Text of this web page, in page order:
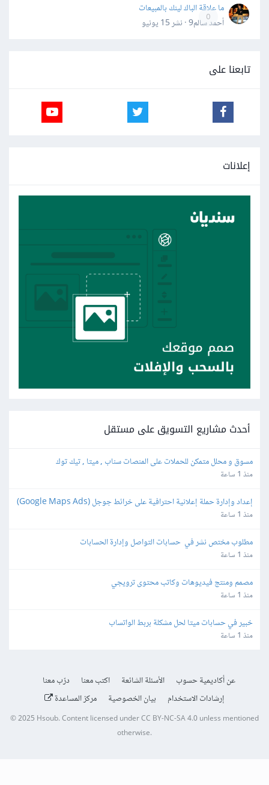
0
ما علاقة الباك لينك بالمبيعات
أحمد سالم9 · نشر
15 يونيو
تابعنا على
إعلانات
أحدث مشاريع التسويق على مستقل
مسوق و محلل متمكن للحملات على المنصات سناب , ميتا , تيك توك
منذ 1 ساعة
إعداد وإدارة حملة إعلانية احترافية على خرائط جوجل (Google Maps Ads)
منذ 1 ساعة
مطلوب مختص نشر في  حسابات التواصل وإدارة الحسابات
منذ 1 ساعة
مصمم ومنتج فيديوهات وكاتب محتوى ترويجي
منذ 1 ساعة
خبير في حسابات ميتا لحل مشكلة بربط الواتساب
منذ 1 ساعة
عن أكاديمية حسوب الأسئلة الشائعة اكتب معنا
درّب معنا
إرشادات الاستخدام
بيان الخصوصية مركز المساعدة
© 2025 Hsoub.Content licensed underCC BY-NC-SA 4.0unless mentioned
otherwise.